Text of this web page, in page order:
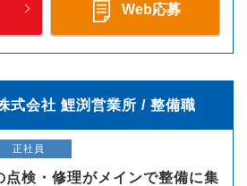
Web応募
式会社 鯉渕営業所 / 整備職
正社員
点検・修理がメインで整備に集